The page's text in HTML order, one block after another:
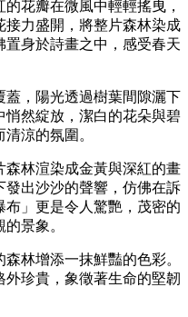
花瓣在微風中輕輕搖曳，
力盛開，將整片森林染成
身於詩畫之中，感受春天
蓋，陽光透過樹葉間隙灑下
然綻放，潔白的花朵與碧
涼的氛圍。
林渲染成金黃與深紅的畫
出沙沙的聲響，仿佛在訴
」更是令人驚艷，茂密的
景象。
林增添一抹鮮豔的色彩。
珍貴，象徵著生命的堅韌